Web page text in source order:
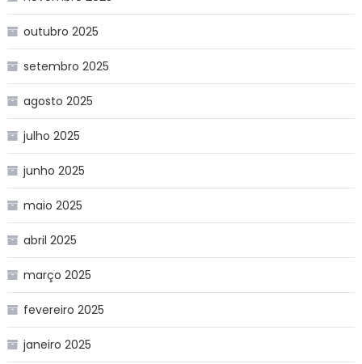
outubro 2025
setembro 2025
agosto 2025
julho 2025
junho 2025
maio 2025
abril 2025
março 2025
fevereiro 2025
janeiro 2025